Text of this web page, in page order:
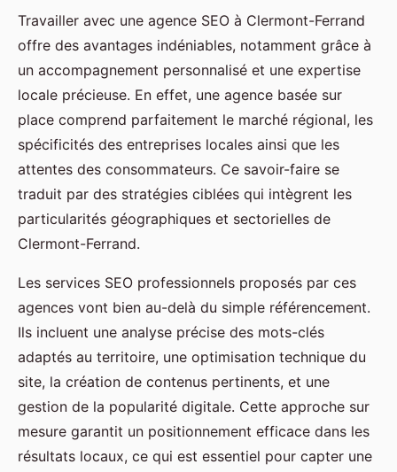
Travailler avec une agence SEO à Clermont-Ferrand
offre des avantages indéniables, notamment grâce à
un accompagnement personnalisé et une expertise
locale précieuse. En effet, une agence basée sur
place comprend parfaitement le marché régional, les
spécificités des entreprises locales ainsi que les
attentes des consommateurs. Ce savoir-faire se
traduit par des stratégies ciblées qui intègrent les
particularités géographiques et sectorielles de
Clermont-Ferrand.
Les services SEO professionnels proposés par ces
agences vont bien au-delà du simple référencement.
Ils incluent une analyse précise des mots-clés
adaptés au territoire, une optimisation technique du
site, la création de contenus pertinents, et une
gestion de la popularité digitale. Cette approche sur
mesure garantit un positionnement efficace dans les
résultats locaux, ce qui est essentiel pour capter une